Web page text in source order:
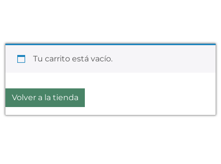
Tu carrito está vacío.
Volver a la tienda